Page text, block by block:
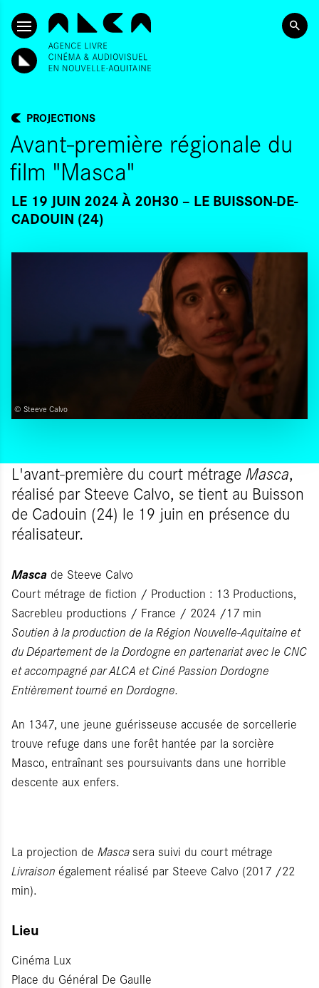
ALLER AU CONTENU PRINCIPAL
PROJECTIONS
Avant-première régionale du
film "Masca"
LE 19 JUIN 2024 À 20H30
LE BUISSON-DE-
CADOUIN (24)
© Steeve Calvo
L'avant-première du court métrage Masca,
réalisé par Steeve Calvo, se tient au Buisson
de Cadouin (24) le 19 juin en présence du
réalisateur.
Masca de Steeve Calvo
Court métrage de fiction / Production : 13 Productions,
Sacrebleu productions / France / 2024 /17 min
Soutien à la production de la Région Nouvelle-Aquitaine et
du Département de la Dordogne en partenariat avec le CNC
et accompagné par ALCA et Ciné Passion Dordogne
Entièrement tourné en Dordogne.
An 1347, une jeune guérisseuse accusée de sorcellerie
trouve refuge dans une forêt hantée par la sorcière
Masco, entraînant ses poursuivants dans une horrible
descente aux enfers.
La projection de Masca sera suivi du court métrage
Livraison également réalisé par Steeve Calvo (2017 /22
min).
Lieu
Cinéma Lux
Place du Général De Gaulle